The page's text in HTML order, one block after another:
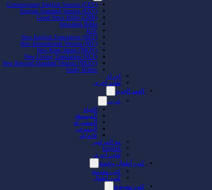
Contemporary English Version (CEV)
English Standard Version (ESV)
Good News Bible (GNB)
Jerusalem Bible
KJV
New English Translation (NET)
New International Version (NIV)
New King James (NKJV)
New Living Translation (NLT)
New Revised Standard Version (NRSV)
Study Bibles
اجزاء
لغات أخرى
العهد الجديد
عربي
الحياة
المبسطة
المشتركة
اليسوعي
فاندايك
مع المزامير
English
لغات أخرى
كتب أطفال وناشئة
كتب مقدسة
كتب أطفال
كتب مسيحية